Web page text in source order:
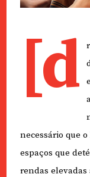
[d
necessário que
espaços que
rendas